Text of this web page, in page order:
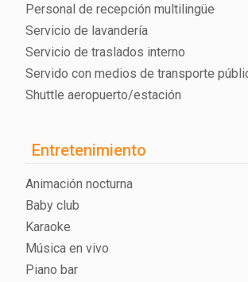
Personal de recepción multilingüe
Servicio de lavandería
Servicio de traslados interno
Servido con medios de transporte
Shuttle aeropuerto/estación
Entretenimiento
Animación nocturna
Baby club
Karaoke
Música en vivo
Piano bar